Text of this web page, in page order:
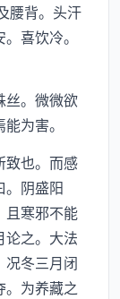
腰背。头汗
喜饮冷。
。微微欲
为害。
也。而感
。阴盛阳
且寒邪不能
论之。大法
况冬三月闭
。为养藏之